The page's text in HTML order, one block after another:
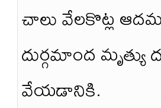
చాలు వేలకొట్ల
దుర్గమాంద
వేయడానికి.